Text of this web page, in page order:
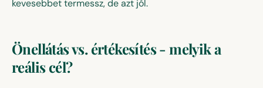
kevesebbet termessz, de azt jól.
Önellátás vs. értékesítés - melyik a
reális cél?